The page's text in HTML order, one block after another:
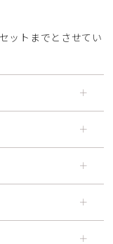
ットまでとさせてい
＋
＋
＋
＋
＋